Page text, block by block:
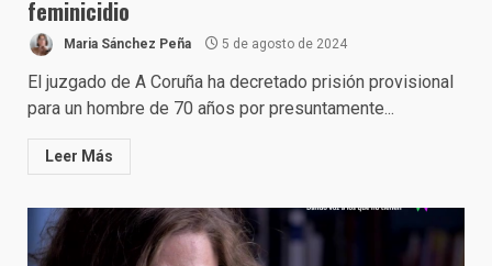
feminicidio
Maria Sánchez Peña 5 de agosto de 2024
El juzgado de A Coruña ha decretado prisión provisional
para un hombre de 70 años por presuntamente...
Leer Más